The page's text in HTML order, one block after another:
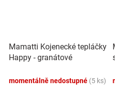
Mamatti Kojenecké tepláčky
Happy - granátové
momentálně nedostupné (5 ks)